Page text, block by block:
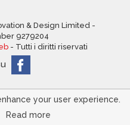
your user experience.
Read more
& Design Limited -
9279204
- Tutti i diritti riservati